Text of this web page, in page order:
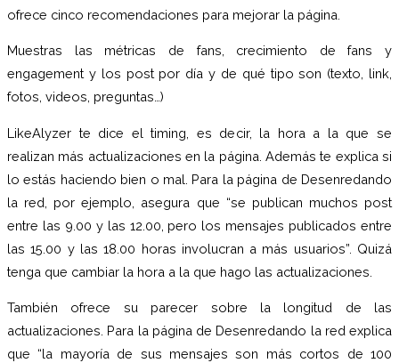
ofrece cinco recomendaciones para mejorar la página.
Muestras las métricas de fans, crecimiento de fans y
engagement y los post por día y de qué tipo son (texto, link,
fotos, videos, preguntas…)
LikeAlyzer te dice el timing, es decir, la hora a la que se
realizan más actualizaciones en la página. Además te explica si
lo estás haciendo bien o mal. Para la página de Desenredando
la red, por ejemplo, asegura que “se publican muchos post
entre las 9.00 y las 12.00, pero los mensajes publicados entre
las 15.00 y las 18.00 horas involucran a más usuarios”. Quizá
tenga que cambiar la hora a la que hago las actualizaciones.
También ofrece su parecer sobre la longitud de las
actualizaciones. Para la página de Desenredando la red explica
que “la mayoría de sus mensajes son más cortos de 100